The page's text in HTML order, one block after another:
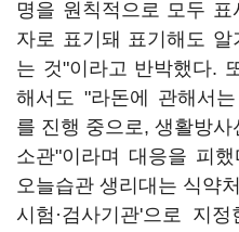
명을 원칙적으로 모두
자로 표기돼 표기해도 알
는 것"이라고 반박했다.
해서도 "라돈에 관해서
를 진행 중으로, 생활방
소관"이라며 대응을 피
오늘습관 생리대는 식약
시험·검사기관'으로 지